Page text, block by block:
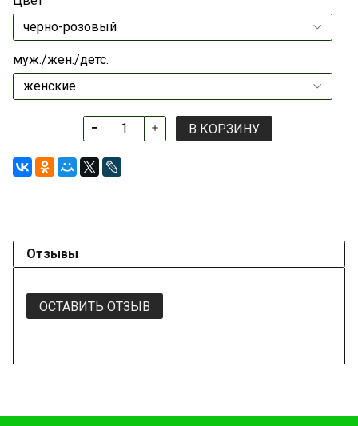
муж./жен./детс.
В КОРЗИНУ
Отзывы
ОСТАВИТЬ ОТЗЫВ